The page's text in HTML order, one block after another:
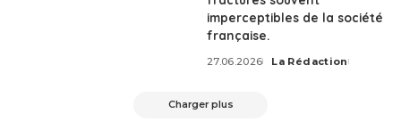
imperceptibles de la société
française.
27.06.2026
Posted
La Rédaction
Charger plus